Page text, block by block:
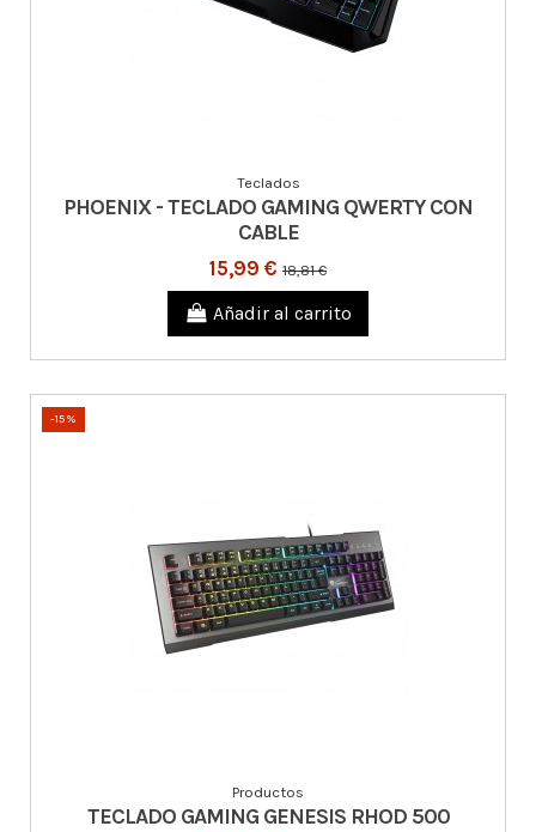
Teclados
PHOENIX - TECLADO GAMING QWERTY CON
CABLE
15,99 € 18,81 €
Añadir al carrito
-15%
Productos
TECLADO GAMING GENESIS RHOD 500